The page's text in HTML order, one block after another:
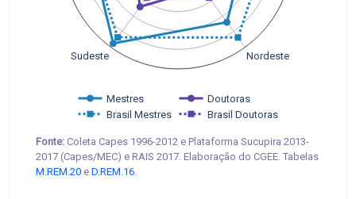
Sudeste Nordeste
Mestres
Brasil Mestres
Doutoras
Brasil Doutoras
Fonte: Coleta Capes 1996-2012 e Plataforma Sucupira 2013-
2017 (Capes/MEC) e RAIS 2017. Elaboração do CGEE. Tabelas
M.REM.20 e D.REM.16.